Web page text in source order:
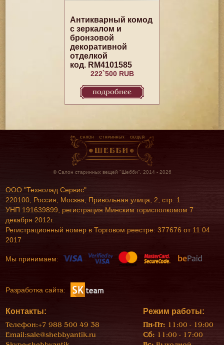
Антикварный комод
с зеркалом и
бронзовой
декоративной
отделкой
код. RM4101585
222`500 RUB
подробнее
© Салон старинных вещей "Шебби", 2014 - 2026
ООО "Технолад Сервис"
220100, Россия, Москва, Привольная улица, 2, стр. 1
УНП 191639899, регистрация Минским горисполкомом 7
декабря 2012г.
Регистрационный номер в Торговом реестре: 377676 от 11 04
2017
Мы принимаем:
Разработка сайта:
Контакты:
Телефон:+7 988 500 49 38
Email:sale@shebbyantik.ru
Режим работы:
Пн-Пт: 11:00 - 19:00
Сб: 11:00 - 17:00